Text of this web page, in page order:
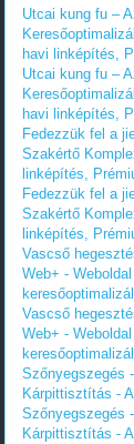
Utcai kung fu –
havi linképítés,
Utcai kung fu –
havi linképítés,
Fedezzük fel a
Szakértő
linképítés,
Fedezzük fel a
Szakértő
linképítés,
Vascső
Web+ -
Vascső
Web+ -
Szőnyegszegés
Kárpittisztítás -
Szőnyegszegés
Kárpittisztítás -